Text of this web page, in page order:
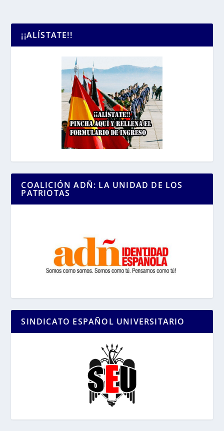
¡¡ALÍSTATE!!
COALICIÓN ADÑ: LA UNIDAD DE LOS
PATRIOTAS
SINDICATO ESPAÑOL UNIVERSITARIO